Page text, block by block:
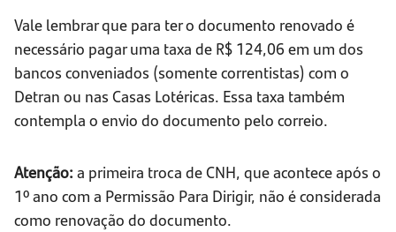
Vale lembrar que para ter o documento renovado é
necessário pagar uma taxa de R$ 124,06 em um dos
bancos conveniados (somente correntistas) com o
Detran ou nas Casas Lotéricas. Essa taxa também
contempla o envio do documento pelo correio.
Atenção: a primeira troca de CNH, que acontece após o
1º ano com a Permissão Para Dirigir, não é considerada
como renovação do documento.